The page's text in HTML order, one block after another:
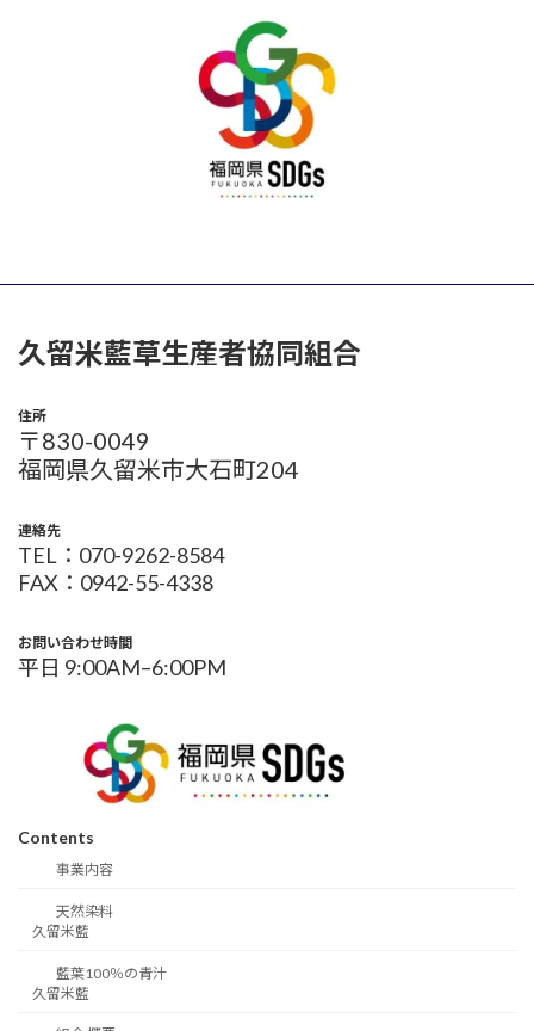
久留米藍草生産者協同組合
住所
〒830-0049
福岡県久留米市大石町204
連絡先
TEL：070-9262-8584
FAX：0942-55-4338
お問い合わせ時間
平日 9:00AM–6:00PM
Contents
事業内容
天然染料
久留米藍
藍葉100％の青汁
久留米藍